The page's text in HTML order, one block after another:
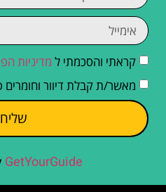
קראתי והסכמתי ל מדיניות
מאשר/ת קבלת דיוור וחומרים
GetYourGuide